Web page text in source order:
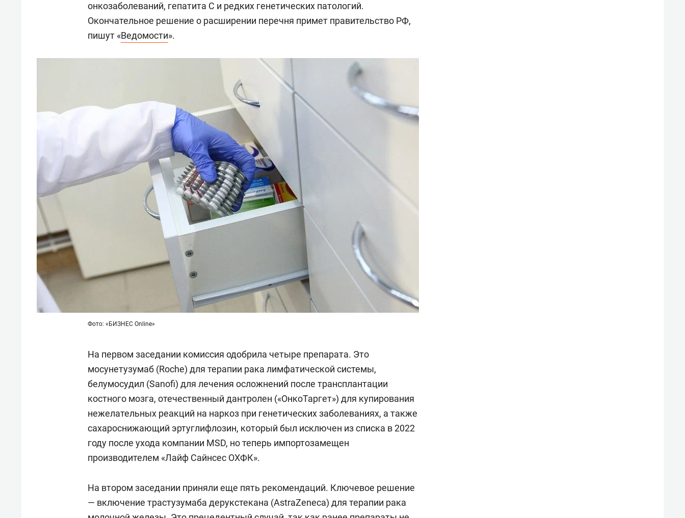
онкозаболеваний, гепатита С и редких генетических патологий.
Окончательное решение о расширении перечня примет правительство РФ,
пишут «Ведомости».
Фото: «БИЗНЕС Online»
На первом заседании комиссия одобрила четыре препарата. Это
мосунетузумаб (Roche) для терапии рака лимфатической системы,
белумосудил (Sanofi) для лечения осложнений после трансплантации
костного мозга, отечественный дантролен («ОнкоТаргет») для купирования
нежелательных реакций на наркоз при генетических заболеваниях, а также
сахароснижающий эртуглифлозин, который был исключен из списка в 2022
году после ухода компании MSD, но теперь импортозамещен
производителем «Лайф Сайнсес ОХФК».
На втором заседании приняли еще пять рекомендаций. Ключевое решение
— включение трастузумаба дерукстекана (AstraZeneca) для терапии рака